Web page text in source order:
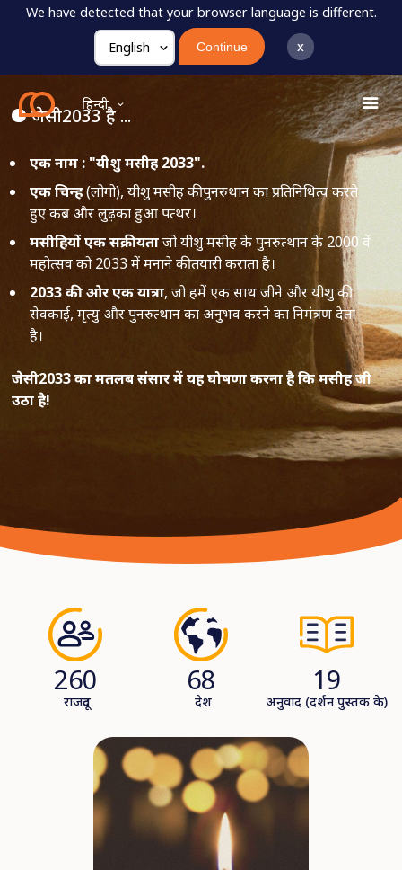
We have detected that your browser language is different.
Continue x
हिन्दी
जेसी2033 है ...
एक नाम : "यीशु मसीह 2033".
एक चिन्ह (लोगो), यीशु मसीह की पुनरुथान का प्रतिनिधित्व करते
हुए कब्र और लुढ़का हुआ पत्थर।
मसीहियोंएक सक्रीयता जो यीशु मसीह के पुनरुत्थान के 2000 वें
महोत्सव को 2033 में मनाने की तयारी कराता है।
2033की ओर एक यात्रा, जो हमें एक साथ जीने और यीशु की
सेवकाई, मृत्यु और पुनरुत्थान का अनुभव करने का निमंत्रण देता
है।
जेसी2033का मतलब संसार में यह घोषणा करना है कि मसीहजी
उठा है!
260
राजदूत
68
देश
19
अनुवाद (दर्शन पुस्तक के)